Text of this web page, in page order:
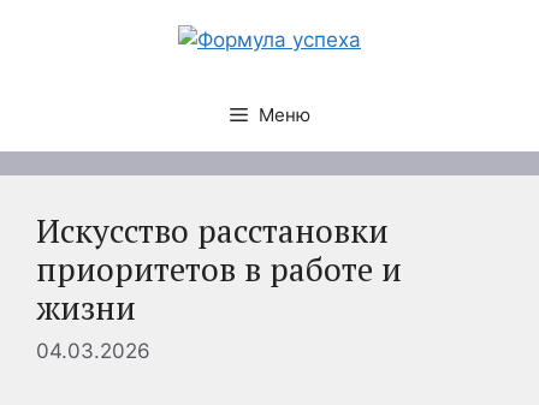
Меню
Искусство расстановки
приоритетов в работе и
жизни
04.03.2026